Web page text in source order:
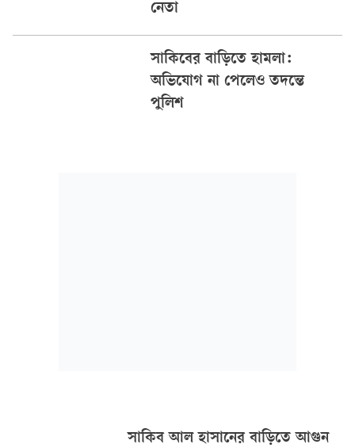
নেতা
সাকিবের বাড়িতে হামলা:
অভিযোগ না পেলেও তদন্তে
পুলিশ
সাকিব আল হাসানের বাড়িতে আগুন